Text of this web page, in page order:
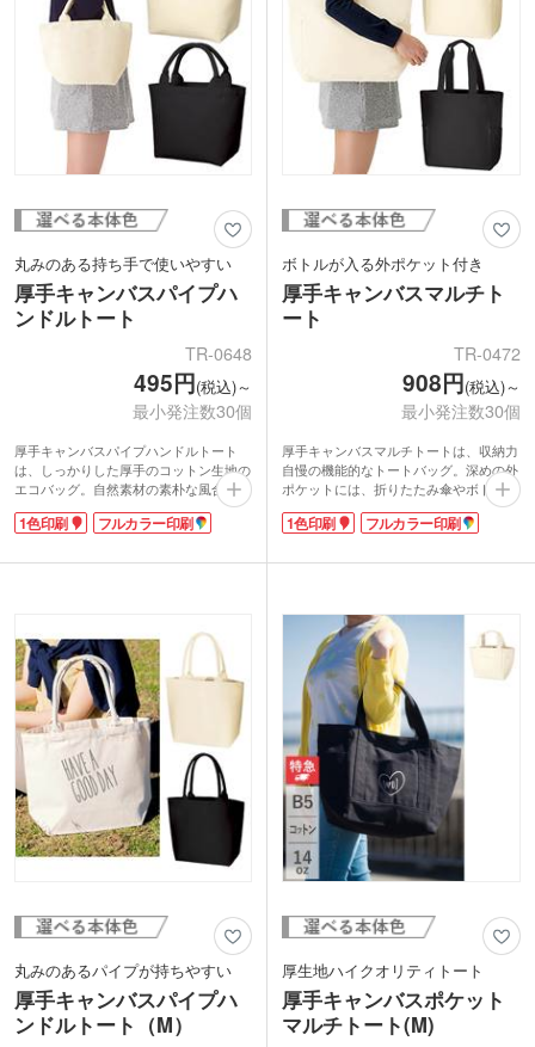
丸みのある持ち手で使いやすい
厚手キャンバスパイプハ
ンドルトート
TR-0648
495円(税込)～
最小発注数30個
厚手キャンバスパイプハンドルトート
は、しっかりした厚手のコットン生地の
エコバッグ。自然素材の素朴な風合いが
楽しめます。ハンドル(持ち手)は、パイ
プのように丸みのあるタイプ。持ちやす
イリーに活躍するバッグです。
1色印刷 フルカラー印刷
ボトルが入る外ポケット付き
厚手キャンバスマルチト
ート
TR-0472
908円(税込)～
最小発注数30個
厚手キャンバスマルチトートは、収納力
自慢の機能的なトートバッグ。深めの外
ポケットには、折りたたみ傘やボトルが
すっぽり入ります。しっかりした厚手の
コットン14オンスで仕上げた丈夫なバッ
1色印刷 フルカラー印刷
丸みのあるパイプが持ちやすい
厚手キャンバスパイプハ
ンドルトート（M）
厚生地ハイクオリティトート
厚手キャンバスポケット
マルチトート(M)